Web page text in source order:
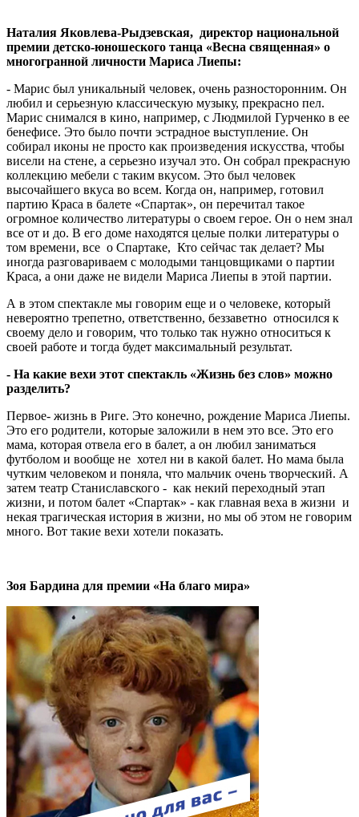
Наталия Яковлева-Рыдзевская, директор национальной
премии детско-юношеского танца «Весна священная» о
многогранной личности Мариса Лиепы:
- Марис был уникальный человек, очень разносторонним. Он
любил и серьезную классическую музыку, прекрасно пел.
Марис снимался в кино, например, с Людмилой Гурченко в ее
бенефисе. Это было почти эстрадное выступление. Он
собирал иконы не просто как произведения искусства, чтобы
висели на стене, а серьезно изучал это. Он собрал прекрасную
коллекцию мебели с таким вкусом. Это был человек
высочайшего вкуса во всем. Когда он, например, готовил
партию Краса в балете «Спартак», он перечитал такое
огромное количество литературы о своем герое. Он о нем знал
все от и до. В его доме находятся целые полки литературы о
том времени, все о Спартаке, Кто сейчас так делает? Мы
иногда разговариваем с молодыми танцовщиками о партии
Краса, а они даже не видели Мариса Лиепы в этой партии.
А в этом спектакле мы говорим еще и о человеке, который
невероятно трепетно, ответственно, беззаветно относился к
своему дело и говорим, что только так нужно относиться к
своей работе и тогда будет максимальный результат.
- На какие вехи этот спектакль «Жизнь без слов» можно
разделить?
Первое- жизнь в Риге. Это конечно, рождение Мариса Лиепы.
Это его родители, которые заложили в нем это все. Это его
мама, которая отвела его в балет, а он любил заниматься
футболом и вообще не хотел ни в какой балет. Но мама была
чутким человеком и поняла, что мальчик очень творческий. А
затем театр Станиславского - как некий переходный этап
жизни, и потом балет «Спартак» - как главная веха в жизни и
некая трагическая история в жизни, но мы об этом не говорим
много. Вот такие вехи хотели показать.
Зоя Бардина для премии «На благо мира»